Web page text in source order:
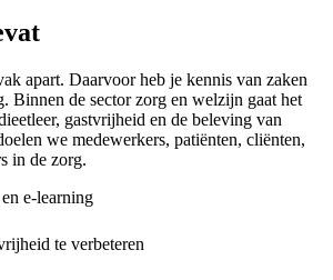
apart. Daarvoor heb je kennis van zaken
Binnen de sector zorg en welzijn gaat het
gastvrijheid en de beleving van
we medewerkers, patiënten, cliënten,
in de zorg.
e-learning
te verbeteren